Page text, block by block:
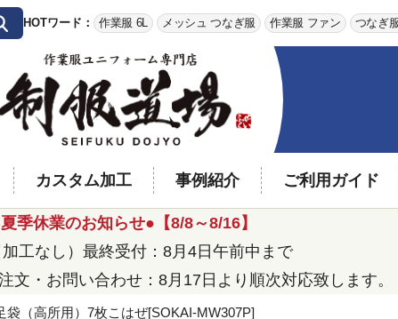
HOTワード： 作業服 6L メッシュ つなぎ服 作業服 ファン つなぎ
カスタム加工 事例紹介 ご利用ガイド
季休業のお知らせ●【8/8～8/16】
工なし）最終受付：8月4日午前中まで
文・お問い合わせ：8月17日より順次対応致します。
袋（高所用）7枚こはぜ[SOKAI-MW307P]